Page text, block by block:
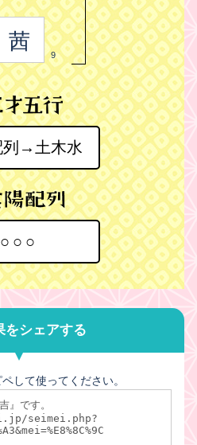
茜
9
列→土木水
○○○
をシェアする
して使ってください。